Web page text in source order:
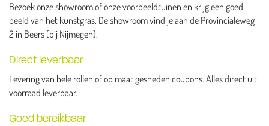
Bezoek onze showroom of onze voorbeeldtuinen en krijg een goed
beeld van het kunstgras. De showroom vind je aan de Provincialeweg
2 in Beers (bij Nijmegen).
Direct leverbaar
Levering van hele rollen of op maat gesneden coupons. Alles direct uit
voorraad leverbaar.
Goed bereikbaar